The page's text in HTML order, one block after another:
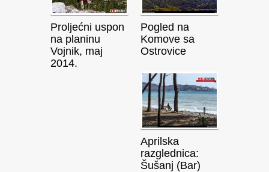
Proljećni uspon
na planinu
Vojnik, maj
2014.
Pogled na
Komove sa
Ostrovice
Aprilska
razglednica:
Šušanj (Bar)